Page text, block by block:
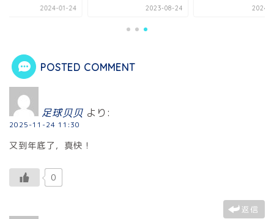
2024-01-24 2023-08-24 2024-
POSTED COMMENT
足球贝贝 より:
2025-11-24 11:30
又到年底了，真快！
0
返信